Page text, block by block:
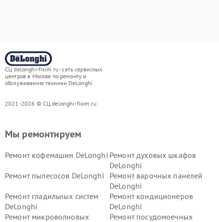
СЦ delonghi-fixim.ru - сеть сервисных
центров в Москве по ремонту и
обслуживанию техники DeLonghi
2021-2026 © СЦ delonghi-fixim.ru
Мы ремонтируем
Ремонт кофемашин DeLonghi Ремонт духовых шкафов
DeLonghi
Ремонт пылесосов DeLonghi
Ремонт варочных панелей
DeLonghi
Ремонт гладильных систем
DeLonghi
Ремонт кондиционеров
DeLonghi
Ремонт микроволновых
Ремонт посудомоечных